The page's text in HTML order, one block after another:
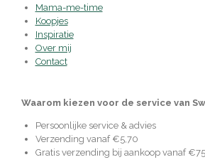
Mama-me-time
Koopjes
Inspiratie
Over mij
Contact
Waarom kiezen voor de service van
Persoonlijke service & advies
Verzending vanaf €5,70
Gratis verzending bij aankoop vanaf